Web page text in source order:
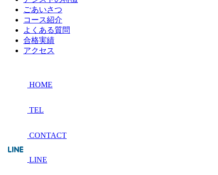
ごあいさつ
コース紹介
よくある質問
合格実績
アクセス
HOME
TEL
CONTACT
LINE